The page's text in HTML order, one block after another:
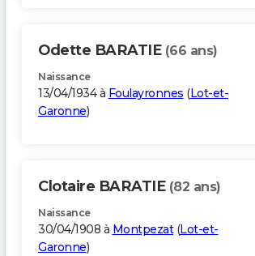
Odette BARATIE (66 ans)
Naissance
13/04/1934 à Foulayronnes (Lot-et-
Garonne)
Clotaire BARATIE (82 ans)
Naissance
30/04/1908 à Montpezat(Lot-et-
Garonne)